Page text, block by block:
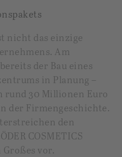
nicht das einzige
Am
der Bau eines
in Planung –
rund 30 Millionen Euro
der Firmengeschichte.
den
COSMETICS
Großes vor.